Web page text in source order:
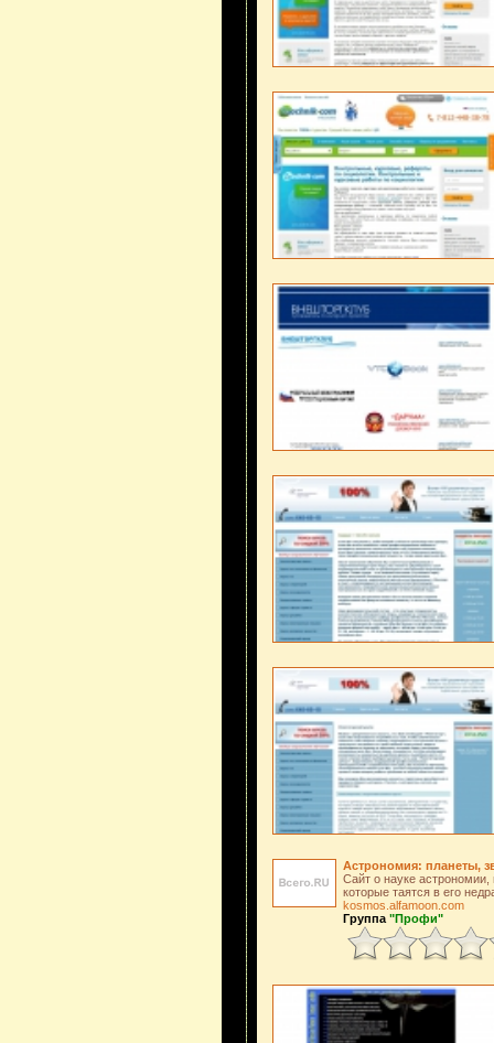
Астрономия: планеты,
Сайт о науке
которые таятся в его
kosmos.alfamoon.com
Группа "Профи"